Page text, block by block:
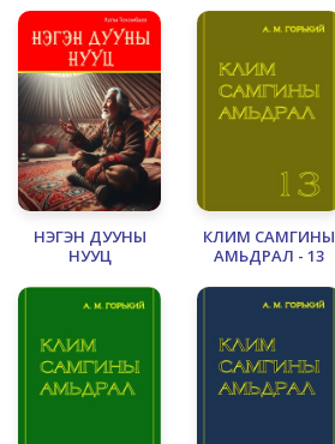
НЭГЭН ДУУНЫ
НУУЦ
КЛИМ САМГИНЫ
АМЬДРАЛ - 13